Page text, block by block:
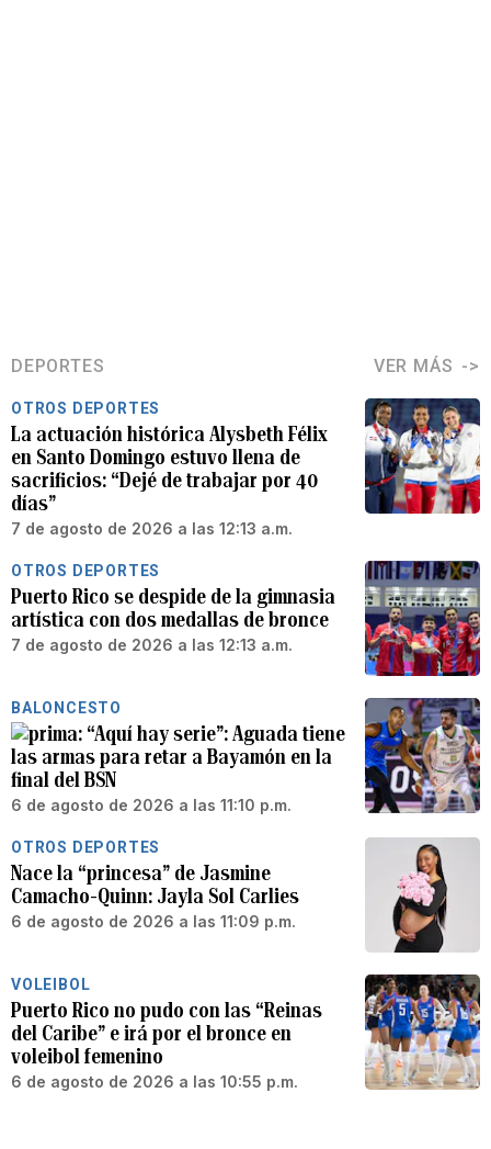
DEPORTES VER MÁS
OTROS DEPORTES
La actuación histórica Alysbeth Félix
en Santo Domingo estuvo llena de
sacrificios: “Dejé de trabajar por 40
días”
7 de agosto de 2026 a las 12:13 a.m.
OTROS DEPORTES
Puerto Rico se despide de la gimnasia
artística con dos medallas de bronce
7 de agosto de 2026 a las 12:13 a.m.
BALONCESTO
“Aquí hay serie”: Aguada tiene
las armas para retar a Bayamón en la
final del BSN
6 de agosto de 2026 a las 11:10 p.m.
OTROS DEPORTES
Nace la “princesa” de Jasmine
Camacho-Quinn: Jayla Sol Carlies
6 de agosto de 2026 a las 11:09 p.m.
VOLEIBOL
Puerto Rico no pudo con las “Reinas
del Caribe” e irá por el bronce en
voleibol femenino
6 de agosto de 2026 a las 10:55 p.m.